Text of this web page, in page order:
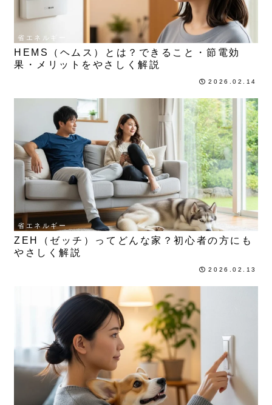
省エネルギー
HEMS（ヘムス）とは？できること・節電効
果・メリットをやさしく解説
2026.02.14
省エネルギー
ZEH（ゼッチ）ってどんな家？初心者の方にも
やさしく解説
2026.02.13